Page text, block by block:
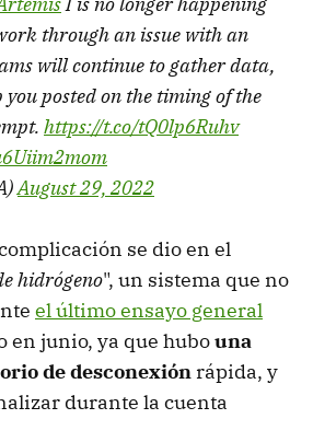
through an issue with an
will continue to gather data,
posted on the timing of the
https://t.co/tQ0lp6Ruhv
August 29, 2022
se dio en el
hidrógeno", un sistema que no
el último ensayo general
en junio, ya que hubouna
de desconexión rápida, y
durante la cuenta